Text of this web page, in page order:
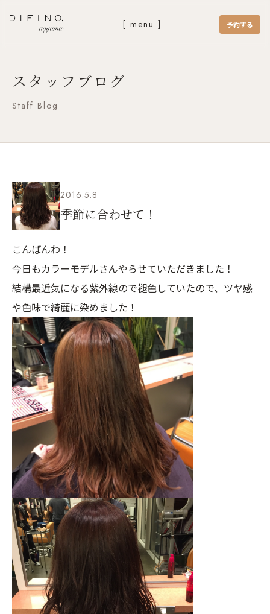
[ menu ] 予約する
スタッフブログ
Staff Blog
2016.5.8
季節に合わせて！
こんばんわ！
今日もカラーモデルさんやらせていただきました！
結構最近気になる紫外線ので褪色していたので、ツヤ感
や色味で綺麗に染めました！